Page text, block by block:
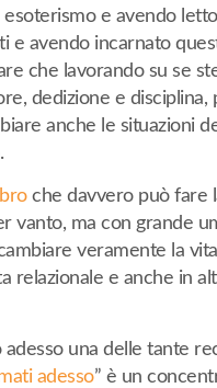
esoterismo e avendo
e avendo incarnato
che lavorando su se
dedizione e disciplina,
anche le situazioni
che davvero può fare
vanto, ma con grande
veramente la
relazionale e anche in
adesso una delle tante
adesso” è un